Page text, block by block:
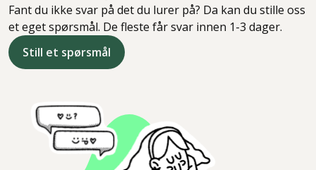
Fant du ikke svar på det du lurer på? Da kan du stille oss
et eget spørsmål. De fleste får svar innen 1-3 dager.
Still et spørsmål